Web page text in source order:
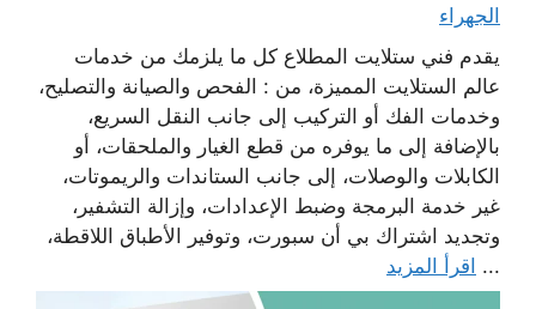
الجهراء
يقدم فني ستلايت المطلاع كل ما يلزمك من خدمات
عالم الستلايت المميزة، من : الفحص والصيانة والتصليح،
وخدمات الفك أو التركيب إلى جانب النقل السريع،
بالإضافة إلى ما يوفره من قطع الغيار والملحقات، أو
الكابلات والوصلات، إلى جانب الستاندات والريموتات،
غير خدمة البرمجة وضبط الإعدادات، وإزالة التشفير،
وتجديد اشتراك بي أن سبورت، وتوفير الأطباق اللاقطة،
... اقرأ المزيد